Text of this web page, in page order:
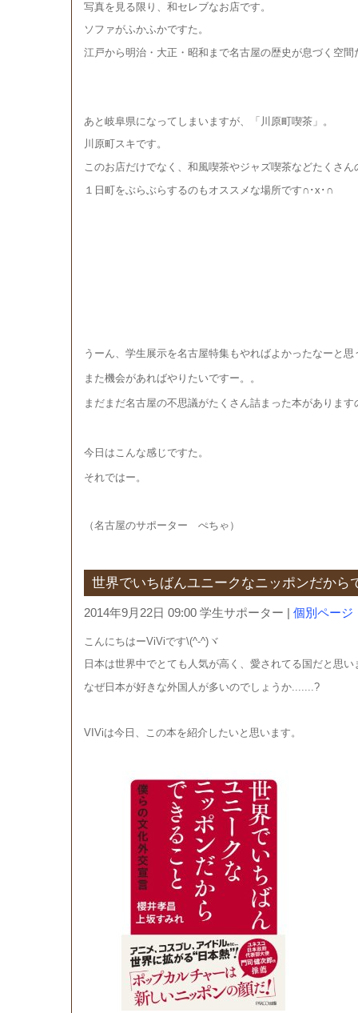
写真を見る限り、和セレブなお店です。
ソファがふかふかですた。
江戸から明治・大正・昭和まで名古屋の歴史が息づく空間
あと岐阜県になってしまいますが、「川原町喫茶」。
川原町スキです。
このお店だけでなく、和風喫茶やジャズ喫茶などたくさ
１日町をぶらぶらするのもオススメな場所です∩ ･ x ･ ∩
うーん、学生展示を名古屋特集もやればよかったなーと思
また機会があればやりたいですー。。
まだまだ名古屋の不思議がたくさん詰まった本がありま
今日はこんな感じですた。
それではー。
（名古屋のサポーター ぺちゃ）
世界でいちばんユニークなニッポンだから
2014年9月22日 09:00 学生サポーター 個別ページ
こんにちはーViViです\(^-^)ヾ
日本は世界中でとても人気が高く、愛されてる国だと思い
なぜ日本が好きな外国人が多いのでしょうか.......?
VIViは今日、この本を紹介したいと思います。